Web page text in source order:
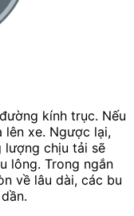
kính trục. Nếu
lên xe. Ngược lại,
lượng chịu tải sẽ
lông. Trong ngắn
về lâu dài, các bu